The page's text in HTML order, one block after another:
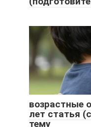
возрастные
лет статья
тему